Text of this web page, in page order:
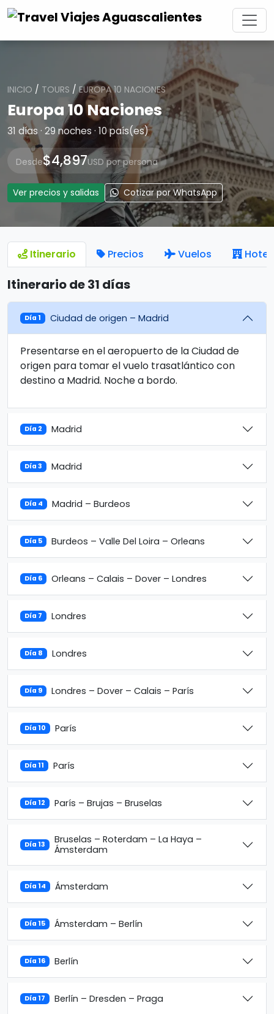
INICIO / TOURS /EUROPA 10 NACIONES
Europa 10 Naciones
31 días · 29 noches · 10 país(es)
Desde$4,897USD por persona
Ver precios y salidas Cotizar por WhatsApp
Itinerario Precios Vuelos
Itinerario de 31 días
Día 1 Ciudad de origen – Madrid
Presentarse en el aeropuerto de la Ciudad de
origen para tomar el vuelo trasatlántico con
destino a Madrid. Noche a bordo.
Día 2 Madrid
Día 3 Madrid
Día 4 Madrid – Burdeos
Día 5 Burdeos – Valle Del Loira – Orleans
Día 6 Orleans – Calais – Dover – Londres
Día 7 Londres
Día 8 Londres
Día 9 Londres – Dover – Calais – París
Día 10 París
Día 11 París
Día 12 París – Brujas – Bruselas
Día 13
Bruselas – Roterdam – La Haya –
Ámsterdam
Día 14 Ámsterdam
Día 15 Ámsterdam – Berlín
Día 16 Berlín
Día 17 Berlín – Dresden – Praga